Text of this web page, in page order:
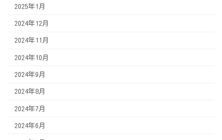
2025年1月
2024年12月
2024年11月
2024年10月
2024年9月
2024年8月
2024年7月
2024年6月